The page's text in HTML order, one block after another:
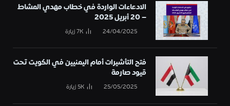
الادعاءات الواردة في خطاب مهدي المشاط
– 20 أبريل 2025
24/04/2025
7Kزيارة
فتح التأشيرات أمام اليمنيين في الكويت تحت
قيود صارمة
25/05/2025
5Kزيارة